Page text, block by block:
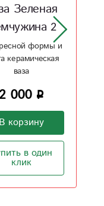
Волна
волнистой,
формы
420
В корзину
в один
клик